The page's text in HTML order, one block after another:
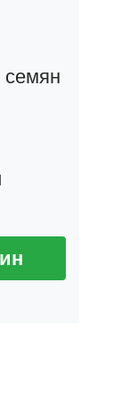
семян